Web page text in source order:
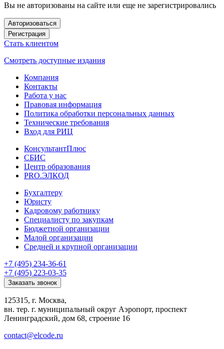
Вы не авторизованы на сайте или еще не зарегистрировались
Авторизоваться
Регистрация
Стать клиентом
Смотреть доступные издания
Компания
Контакты
Работа у нас
Правовая информация
Политика обработки персональных данных
Технические требования
Вход для РИЦ
КонсультантПлюс
СБИС
Центр образования
PRO.ЭЛКОД
Бухгалтеру
Юристу
Кадровому работнику
Специалисту по закупкам
Бюджетной организации
Малой организации
Средней и крупной организации
+7 (495) 234-36-61
+7 (495) 223-03-35
Заказать звонок
125315, г. Москва,
вн. тер. г. муниципальный округ Аэропорт, проспект
Ленинградский, дом 68, строение 16
contact@elcode.ru